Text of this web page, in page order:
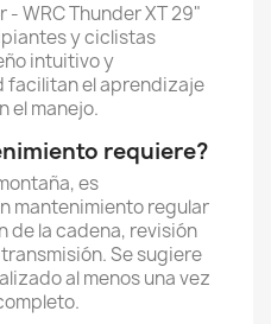
- WRC Thunder XT 29"
y ciclistas
intuitivo y
facilitan el aprendizaje
el manejo.
requiere?
es
mantenimiento regular
de la cadena, revisión
Se sugiere
al menos una vez